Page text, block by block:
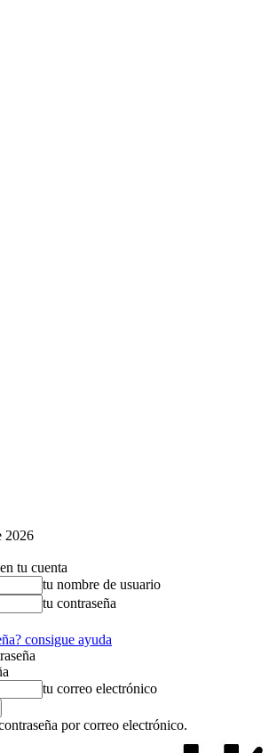
2026
tu cuenta
tu nombre de usuario
tu contraseña
consigue ayuda
tu correo electrónico
por correo electrónico.